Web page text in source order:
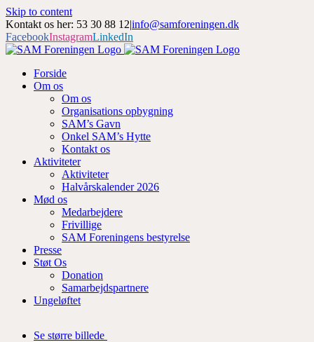
Skip to content
Kontakt os her: 53 30 88 12|info@samforeningen.dk
FacebookInstagramLinkedIn
Forside
Om os
Om os
Organisations opbygning
SAM’s Gavn
Onkel SAM’s Hytte
Kontakt os
Aktiviteter
Aktiviteter
Halvårskalender 2026
Mød os
Medarbejdere
Frivillige
SAM Foreningens bestyrelse
Presse
Støt Os
Donation
Samarbejdspartnere
Ungeløftet
Se større billede